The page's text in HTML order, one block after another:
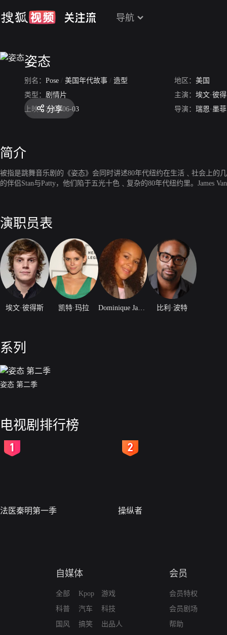
导航
姿态
别名： Pose / 美国年代故事 / 造型 地区： 美国
类型： 剧情片 主演： 埃文·彼
上映： 2018-06-03 导演： 瑞恩·墨菲
分享
简介
被指是跳舞音乐剧的《姿态》会同时讲述80年代纽约在生活﹑社会上的
的伴侣Stan与Patty，他们陷于五光十色﹑复杂的80年代纽约里。James
演职员表
埃文·彼得斯 凯特·玛拉 比利·波特
系列
姿态 第二季
电视剧排行榜
法医秦明第一季 操纵者
自媒体
全部
科普
国风
Kpop
汽车
搞笑
游戏
科技
出品人
会员
会员特权
会员剧场
帮助